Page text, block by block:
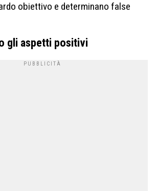
obiettivo e determinano false
gli aspetti positivi